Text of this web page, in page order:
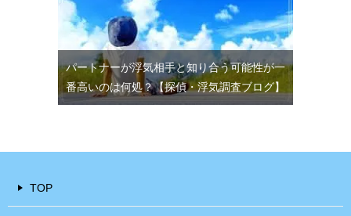
パートナーが浮気相手と知り合う可能性が一
番高いのは何処？【探偵・浮気調査ブログ】
TOP